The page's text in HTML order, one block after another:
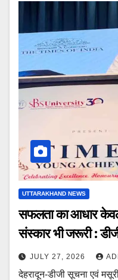
UTTARAKHAND NEWS
सफलता का आधार
संस्कार भी जरूरी :
JULY 27, 2026
देहरादून-डीजी सूचना एवं